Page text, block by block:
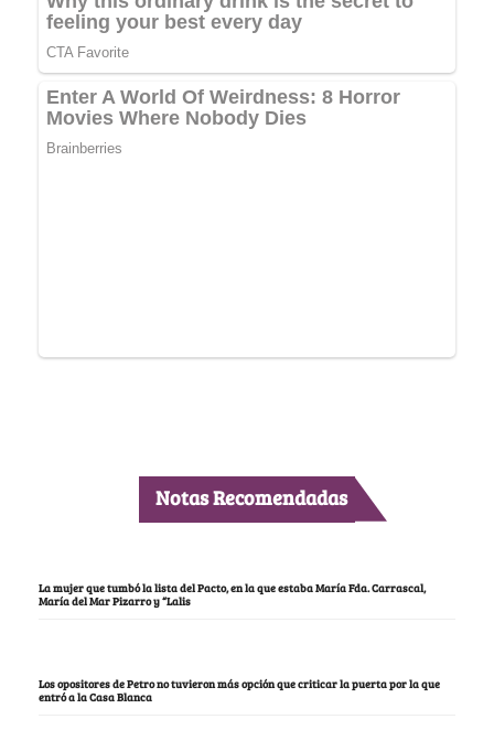
Notas Recomendadas
La mujer que tumbó la lista del Pacto, en la que estaba María Fda. Carrascal,
María del Mar Pizarro y “Lalis
Los opositores de Petro no tuvieron más opción que criticar la puerta por la que
entró a la Casa Blanca